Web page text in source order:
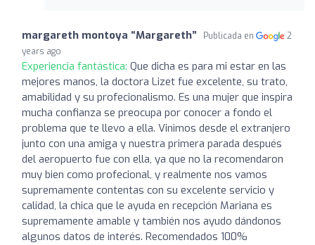
margareth montoya “Margareth” Publicada en
2
years ago
Experiencia fantástica: Que dicha es para mi estar en las
mejores manos, la doctora Lizet fue excelente, su trato,
amabilidad y su profecionalismo. Es una mujer que inspira
mucha confianza se preocupa por conocer a fondo el
problema que te llevo a ella. Vinimos desde el extranjero
junto con una amiga y nuestra primera parada después
del aeropuerto fue con ella, ya que no la recomendaron
muy bien como profecional, y realmente nos vamos
supremamente contentas con su excelente servicio y
calidad, la chica que le ayuda en recepción Mariana es
supremamente amable y también nos ayudo dándonos
algunos datos de interés. Recomendados 100%